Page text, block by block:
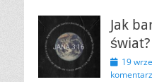
Jak
świat?
19
komentarz